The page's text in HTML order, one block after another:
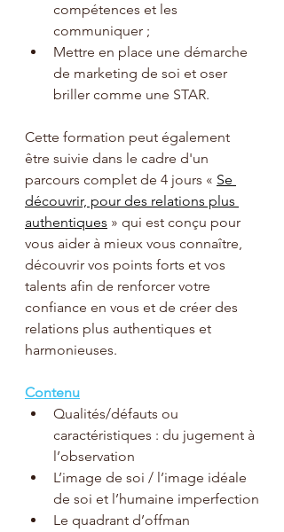
compétences et les
communiquer ;
Mettre en place une démarche
de marketing de soi et oser
briller comme une STAR.
Cette formation peut également
être suivie dans le cadre d'un
parcours complet de 4 jours « Se
découvrir, pour des relations plus
authentiques » qui est conçu pour
vous aider à mieux vous connaître,
découvrir vos points forts et vos
talents afin de renforcer votre
confiance en vous et de créer des
relations plus authentiques et
harmonieuses.
Contenu
Qualités/défauts ou
caractéristiques : du jugement à
l’observation
L’image de soi / l’image idéale
de soi et l’humaine imperfection
Le quadrant d’offman